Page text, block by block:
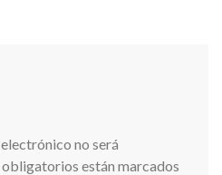
no será
obligatorios están marcados